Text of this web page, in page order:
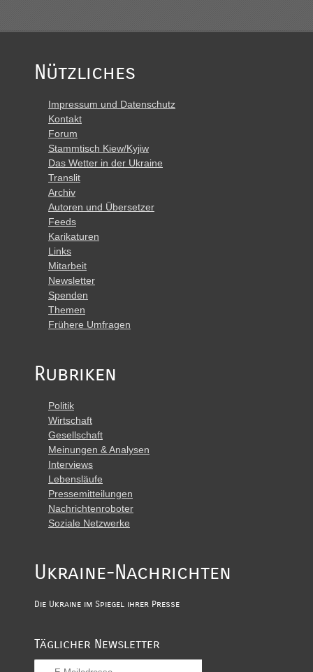
Nützliches
Impressum und Datenschutz
Kontakt
Forum
Stammtisch Kiew/Kyjiw
Das Wetter in der Ukraine
Translit
Archiv
Autoren und Übersetzer
Feeds
Karikaturen
Links
Mitarbeit
Newsletter
Spenden
Themen
Frühere Umfragen
Rubriken
Politik
Wirtschaft
Gesellschaft
Meinungen & Analysen
Interviews
Lebensläufe
Pressemitteilungen
Nachrichtenroboter
Soziale Netzwerke
Ukraine-Nachrichten
Die Ukraine im Spiegel ihrer Presse
Täglicher Newsletter